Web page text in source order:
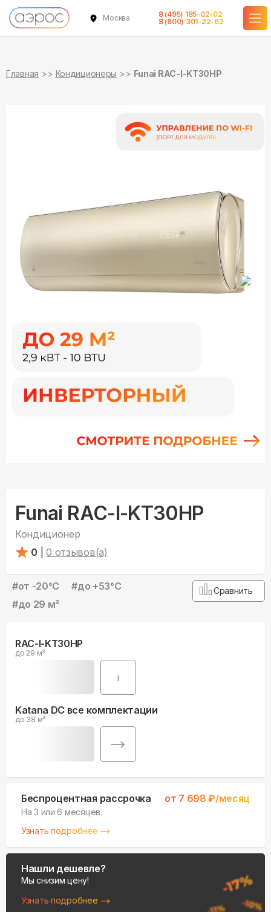
Москва
8 (495) 185-02-02
8 (800) 301-22-62
Главная Кондиционеры Funai RAC-I-KT30HP
Funai RAC-I-KT30HP
Кондиционер
0
0 отзывов(а)
#от -20°С #до +53°С
#до 29 м²
Сравнить
RAC-I-KT30HP
до 29 м²
i
в наличии
Katana DC все комплектации
до 38 м²
в наличии
Беспроцентная рассрочка от 7 698 ₽/месяц
На 3 или 6 месяцев.
Узнать подробнее
Нашли дешевле?
Мы снизим цену!
Узнать подробнее